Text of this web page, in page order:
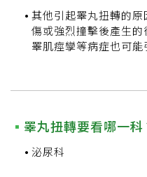
其他引起睪丸扭轉的
傷或強烈撞擊後產生
睪肌痙孿等病症也可能
睪丸扭轉要看哪一科
泌尿科